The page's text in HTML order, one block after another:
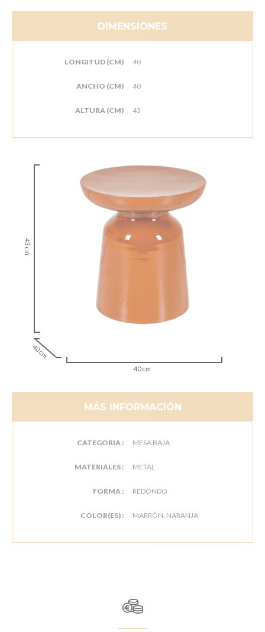
DIMENSIONES
LONGITUD (CM) 40
ANCHO (CM) 40
ALTURA (CM) 43
43 cm
40 cm
40 cm
MÁS INFORMACIÓN
CATEGORIA : MESA BAJA
MATERIALES : METAL
FORMA : REDONDO
COLOR(ES) : MARRÓN, NARANJA